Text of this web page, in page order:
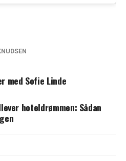
muligt
absolut ikke vil gå på
med Sofie Linde
hoteldrømmen: Sådan